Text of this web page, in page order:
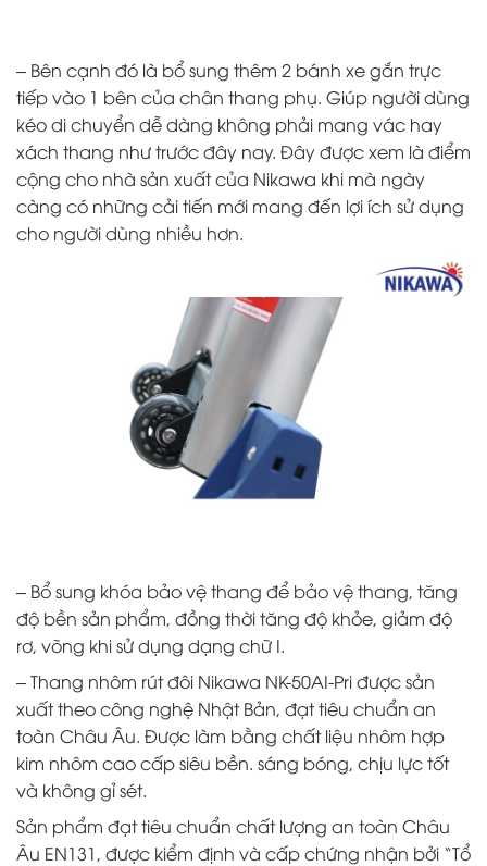
– Bên cạnh đó là bổ sung thêm 2 bánh xe gắn trực
tiếp vào 1 bên của chân thang phụ. Giúp người dùng
kéo di chuyển dễ dàng không phải mang vác hay
xách thang như trước đây nay. Đây được xem là điểm
cộng cho nhà sản xuất của Nikawa khi mà ngày
càng có những cải tiến mới mang đến lợi ích sử dụng
cho người dùng nhiều hơn.
– Bổ sung khóa bảo vệ thang để bảo vệ thang, tăng
độ bền sản phẩm, đồng thời tăng độ khỏe, giảm độ
rơ, võng khi sử dụng dạng chữ I.
– Thang nhôm rút đôi Nikawa NK-50AI-Pri được sản
xuất theo công nghệ Nhật Bản, đạt tiêu chuẩn an
toàn Châu Âu. Được làm bằng chất liệu nhôm hợp
kim nhôm cao cấp siêu bền. sáng bóng, chịu lực tốt
và không gỉ sét.
Sản phẩm đạt tiêu chuẩn chất lượng an toàn Châu
Âu EN131, được kiểm định và cấp chứng nhận bởi “Tổ